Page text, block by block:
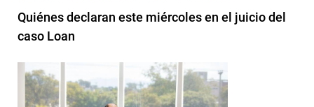
Quiénes declaran este miércoles en el juicio del
caso Loan